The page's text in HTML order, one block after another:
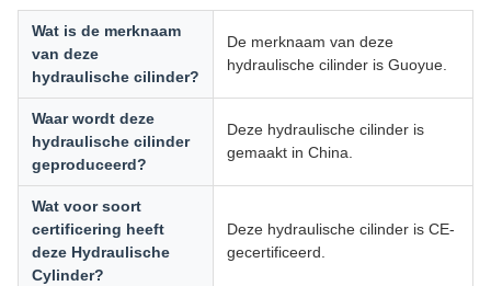
Wat is de merknaam
van deze
hydraulische cilinder?
De merknaam van deze
hydraulische cilinder is Guoyue.
Waar wordt deze
hydraulische cilinder
geproduceerd?
Deze hydraulische cilinder is
gemaakt in China.
Wat voor soort
certificering heeft
deze Hydraulische
Cylinder?
Deze hydraulische cilinder is CE-
gecertificeerd.